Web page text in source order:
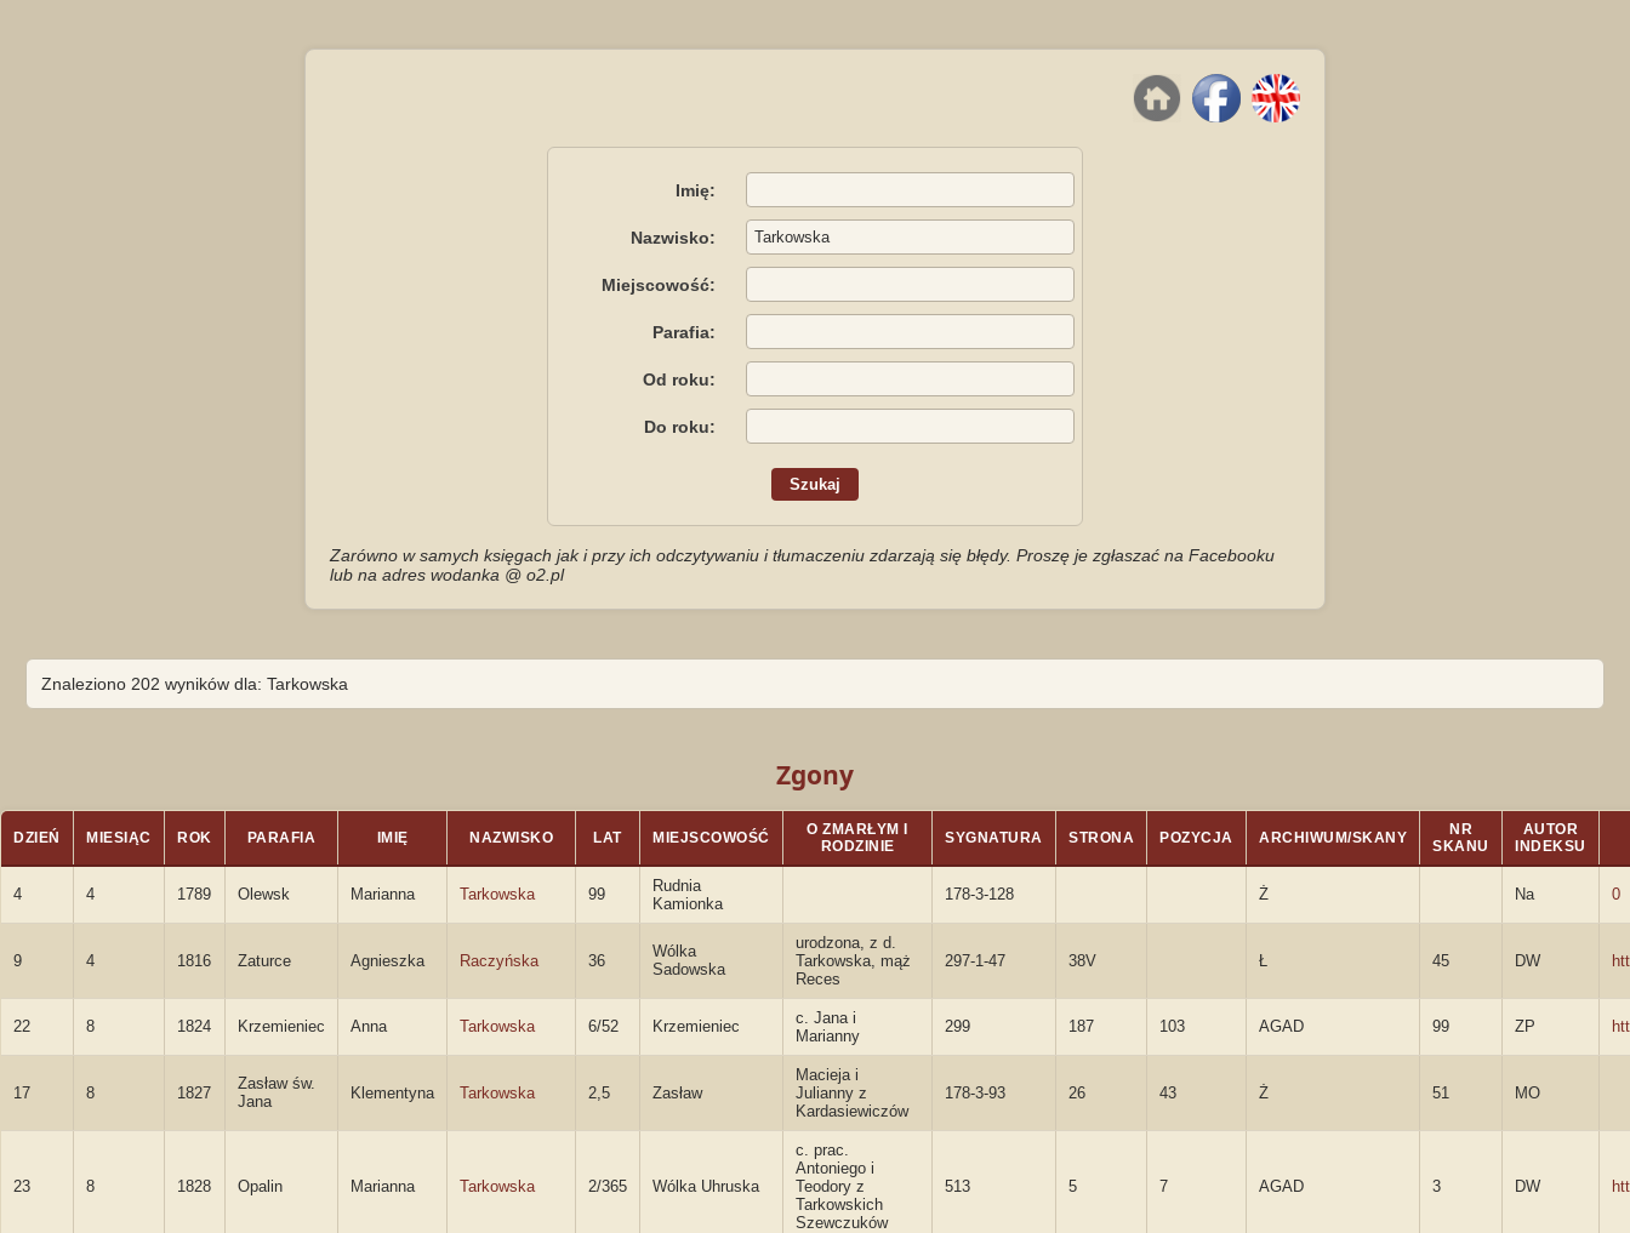
Imię:
Nazwisko:
Miejscowość:
Parafia:
Od roku:
Do roku:
Zarówno w samych księgach jak i przy ich odczytywaniu i tłumaczeniu zdarzają się błędy. Proszę je zgłaszać na Facebooku
lub na adres wodanka @ o2.pl
Znaleziono 202 wyników dla: Tarkowska
Zgony
DZIEŃ MIESIĄC ROK PARAFIA IMIĘ NAZWISKO LAT MIEJSCOWOŚĆ
O ZMARŁYM I
RODZINIE
SYGNATURA STRONA POZYCJA ARCHIWUM/SKANY
NR
SKANU
AUTOR
INDEKSU
4 4 1789 Olewsk Marianna Tarkowska 99
Rudnia
Kamionka
178-3-128 Ż Na 0
9 4 1816 Zaturce Agnieszka Raczyńska 36
Wólka
Sadowska
urodzona, z d.
Tarkowska, mąż
Reces
297-1-47 38V Ł 45 DW
22 8 1824 Krzemieniec Anna Tarkowska 6/52 Krzemieniec
c. Jana i
Marianny
299 187 103 AGAD 99 ZP
17 8 1827
Zasław św.
Jana
Klementyna Tarkowska 2,5 Zasław
Macieja i
Julianny z
Kardasiewiczów
178-3-93 26 43 Ż 51 MO
23 8 1828 Opalin Marianna Tarkowska 2/365 Wólka Uhruska
c. prac.
Antoniego i
Teodory z
Tarkowskich
Szewczuków
513 5 7 AGAD 3 DW